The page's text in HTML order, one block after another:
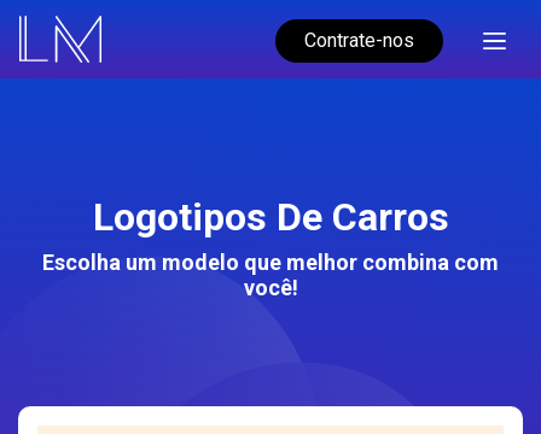
Contrate-nos
Logotipos De Carros
Escolha um modelo que melhor combina com
você!